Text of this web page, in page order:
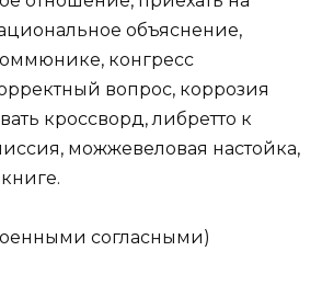
объяснение,
конгресс
вопрос, коррозия
кроссворд, либретто к
можжевеловая настойка,
согласными)